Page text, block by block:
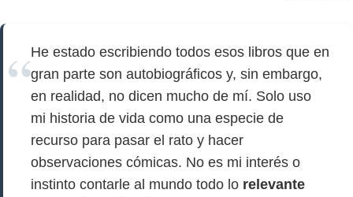
He estado escribiendo todos esos libros que en
gran parte son autobiográficos y, sin embargo,
en realidad, no dicen mucho de mí. Solo uso
mi historia de vida como una especie de
recurso para pasar el rato y hacer
observaciones cómicas. No es mi interés o
instinto contarle al mundo todo lo relevante